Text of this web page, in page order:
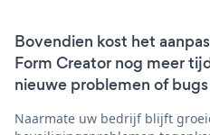
Bovendien kost het
Form Creator nog meer
nieuwe problemen of
Naarmate uw bedrijf blijft